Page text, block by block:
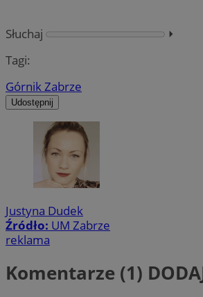
Słuchaj
⏵︎
Tagi:
Górnik Zabrze
Udostępnij
Justyna Dudek
Źródło: UM Zabrze
reklama
Komentarze (1)